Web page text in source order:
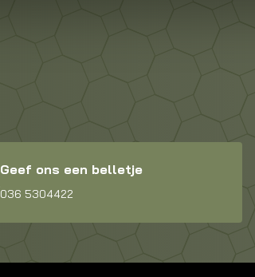
Geef ons een belletje
036 5304422